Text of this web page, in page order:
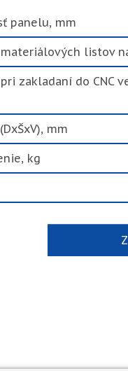
panelu, mm
materiálových listov
zakladaní do CNC
mm
kg